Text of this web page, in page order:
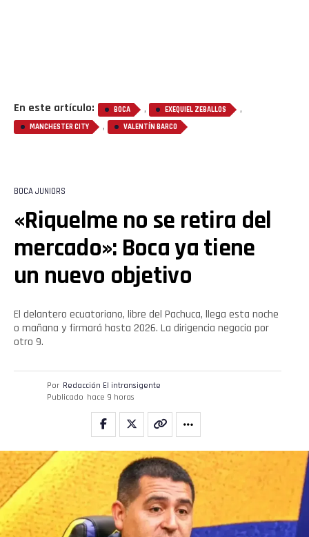
En este artículo: BOCA , EXEQUIEL ZEBALLOS ,
MANCHESTER CITY , VALENTÍN BARCO
BOCA JUNIORS
«Riquelme no se retira del
mercado»: Boca ya tiene
un nuevo objetivo
El delantero ecuatoriano, libre del Pachuca, llega esta noche
o mañana y firmará hasta 2026. La dirigencia negocia por
otro 9.
Por Redacción El intransigente
Publicado hace 9 horas
Pinterest